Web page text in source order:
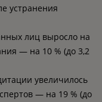
устранения
лиц выросло на
— на 10 % (до 3,2
увеличилось
— на 19 % (до